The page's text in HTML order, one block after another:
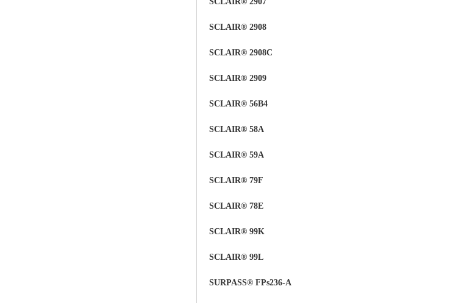
SCLAIR® 2908
SCLAIR® 2908C
SCLAIR® 2909
SCLAIR® 56B4
SCLAIR® 58A
SCLAIR® 59A
SCLAIR® 79F
SCLAIR® 78E
SCLAIR® 99K
SCLAIR® 99L
SURPASS® FPs236-A